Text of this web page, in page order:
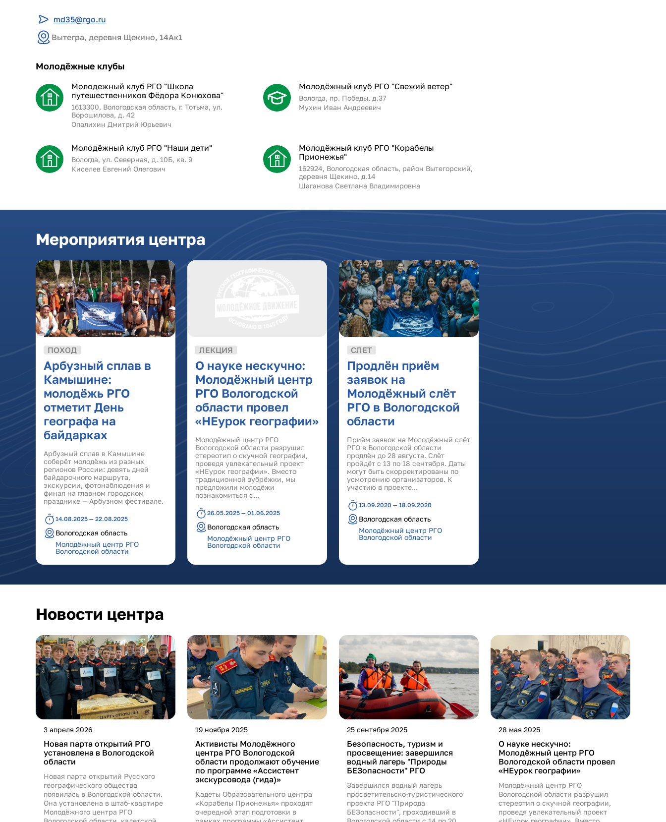
md35@rgo.ru
Вытегра, деревня Щекино, 14Ак1
Молодёжные клубы
Молодежный клуб РГО "Школа
путешественников Фёдора Конюхова"
1613300, Вологодская область, г. Тотьма, ул.
Ворошилова, д. 42
Опалихин Дмитрий Юрьевич
Молодёжный клуб РГО "Свежий ветер"
Вологда, пр. Победы, д.37
Мухин Иван Андреевич
Молодёжный клуб РГО "Наши дети"
Вологда, ул. Северная, д. 10Б, кв. 9
Киселев Евгений Олегович
Молодёжный клуб РГО "Корабелы
Прионежья"
162924, Вологодская область, район Вытегорский,
деревня Щекино, д.14
Шаганова Светлана Владимировна
Мероприятия центра
ПОХОД
Арбузный сплав в
Камышине:
молодёжь РГО
отметит День
географа на
байдарках
Арбузный сплав в Камышине
соберёт молодёжь из разных
регионов России: девять дней
байдарочного маршрута,
экскурсии, фотонаблюдения и
финал на главном городском
празднике — Арбузном фестивале.
14.08.2025 — 22.08.2025
Вологодская область
Молодёжный центр РГО
Вологодской области
ЛЕКЦИЯ
О науке нескучно:
Молодёжный центр
РГО Вологодской
области провел
«НЕурок географии»
Молодёжный центр РГО
Вологодской области разрушил
стереотип о скучной географии,
проведя увлекательный проект
«НЕурок географии». Вместо
традиционной зубрёжки, мы
предложили молодёжи
познакомиться с...
26.05.2025 — 01.06.2025
Вологодская область
Молодёжный центр РГО
Вологодской области
СЛЕТ
Продлён приём
заявок на
Молодёжный слёт
РГО в Вологодской
области
Приём заявок на Молодёжный слёт
РГО в Вологодской области
продлён до 28 августа. Слёт
пройдёт с 13 по 18 сентября. Даты
могут быть скорректированы по
усмотрению организаторов. К
участию в проекте...
13.09.2020 — 18.09.2020
Вологодская область
Молодёжный центр РГО
Вологодской области
Новости центра
3 апреля 2026
Новая парта открытий РГО
установлена в Вологодской
области
Новая парта открытий Русского
географического общества
появилась в Вологодской области.
Она установлена в штаб-квартире
Молодёжного центра РГО
19 ноября 2025
Активисты Молодёжного
центра РГО Вологодской
области продолжают обучение
по программе «Ассистент
экскурсовода (гида)»
Кадеты Образовательного центра
«Корабелы Прионежья» проходят
очередной этап подготовки в
25 сентября 2025
Безопасность, туризм и
просвещение: завершился
водный лагерь "Природы
БЕЗопасности" РГО
Завершился водный лагерь
просветительско-туристического
проекта РГО "Природа
БЕЗопасности", проходивший в
28 мая 2025
О науке нескучно:
Молодёжный центр РГО
Вологодской области провел
«НЕурок географии»
Молодёжный центр РГО
Вологодской области разрушил
стереотип о скучной географии,
проведя увлекательный проект